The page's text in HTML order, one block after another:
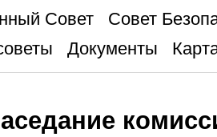
Совет
Совет
Документы